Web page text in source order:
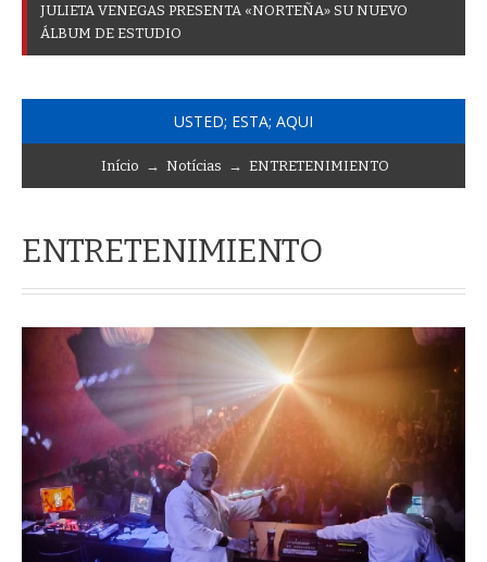
JULIETA VENEGAS PRESENTA «NORTEÑA» SU NUEVO
ÁLBUM DE ESTUDIO
USTED; ESTA; AQUI
Início → Notícias → ENTRETENIMIENTO
ENTRETENIMIENTO